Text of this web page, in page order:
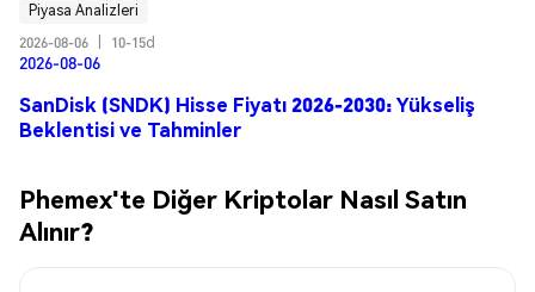
Piyasa Analizleri
2026-08-06
10-15d
2026-08-06
SanDisk (SNDK) Hisse Fiyatı 2026-2030: Yükseliş
Beklentisi ve Tahminler
Phemex'te Diğer Kriptolar Nasıl Satın
Alınır?